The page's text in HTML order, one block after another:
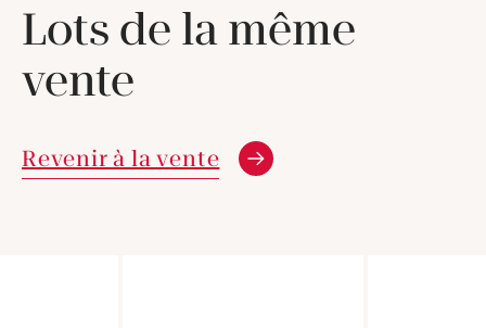
Lots de la même
vente
Revenir à la vente